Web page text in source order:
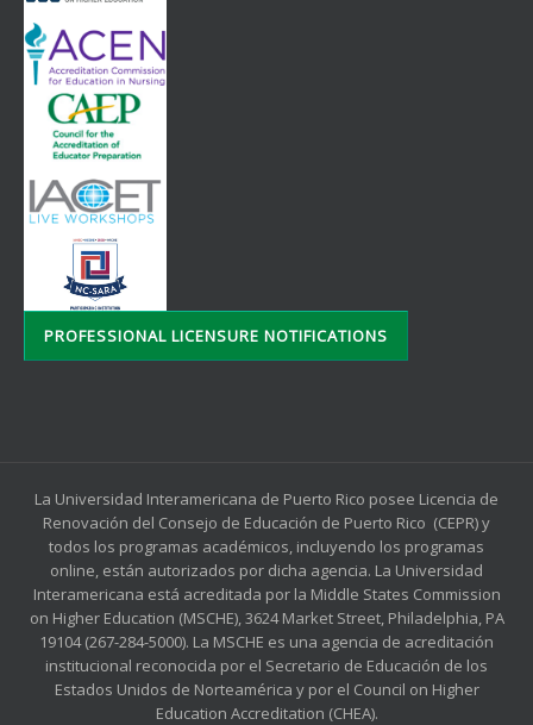
PROFESSIONAL LICENSURE NOTIFICATIONS
La Universidad Interamericana de Puerto Rico posee Licencia de
Renovación del Consejo de Educación de Puerto Rico (CEPR) y
todos los programas académicos, incluyendo los programas
online, están autorizados por dicha agencia. La Universidad
Interamericana está acreditada por la Middle States Commission
on Higher Education (MSCHE), 3624 Market Street, Philadelphia, PA
19104 (267-284-5000). La MSCHE es una agencia de acreditación
institucional reconocida por el Secretario de Educación de los
Estados Unidos de Norteamérica y por el Council on Higher
Education Accreditation (CHEA).